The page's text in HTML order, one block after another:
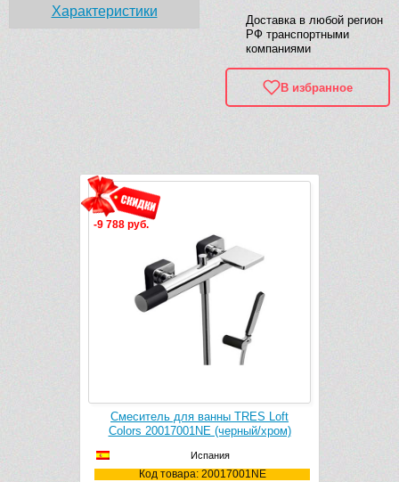
Доставка в любой регион
РФ транспортными
компаниями
В избранное
Характеристики
-9 788 руб.
Смеситель для ванны TRES Loft
Colors 20017001NE (черный/хром)
Испания
Код товара: 20017001NE